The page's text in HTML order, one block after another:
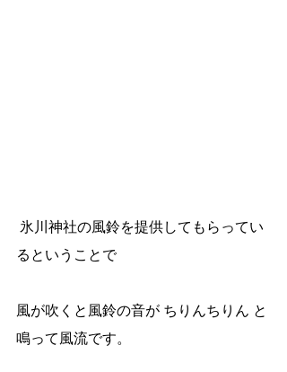
るということで
風が吹くと風鈴の音が ちりんちりん と
鳴って風流です。